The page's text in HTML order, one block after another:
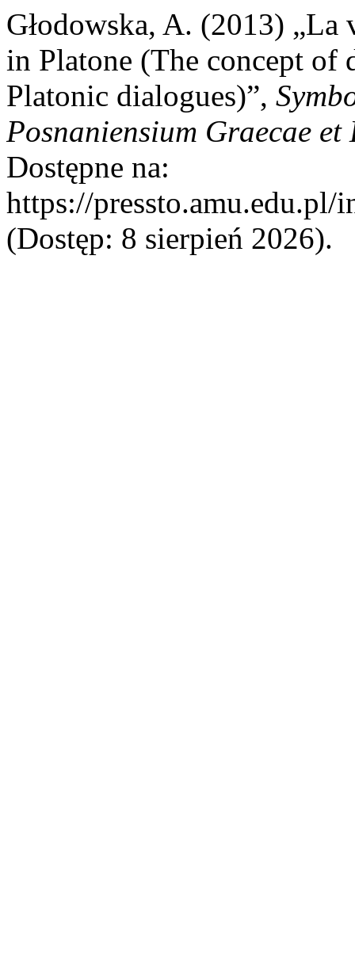
Głodowska, A. (2013)
in Platone (The concept of
Platonic dialogues)”,
Posnaniensium Graecae et
Dostępne na:
https://
(Dostęp: 8 sierpień 2026).